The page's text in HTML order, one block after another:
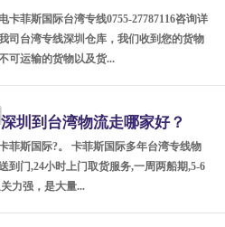
菲斯国际台湾专线0755-27787116咨询详
司台湾专线深圳仓库，我们收到您的货物
可运输的货物以及货...
深圳到台湾物流走哪家好？
菲斯国际?。 卡菲斯国际多年台湾专线物
到门,24小时上门取货服务,一周两船期,5-6
力强，是大量...